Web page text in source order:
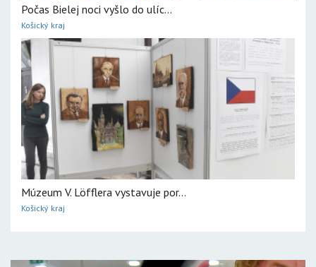
Počas Bielej noci vyšlo do ulíc...
Košický kraj
Múzeum V. Löfflera vystavuje por...
Košický kraj